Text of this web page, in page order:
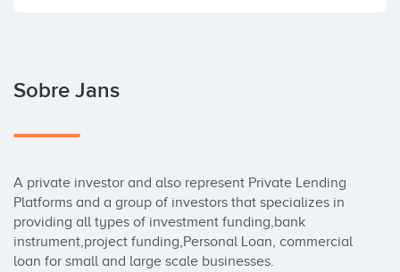
Sobre Jans
A private investor and also represent Private Lending
Platforms and a group of investors that specializes in
providing all types of investment funding,bank
instrument,project funding,Personal Loan, commercial
loan for small and large scale businesses.